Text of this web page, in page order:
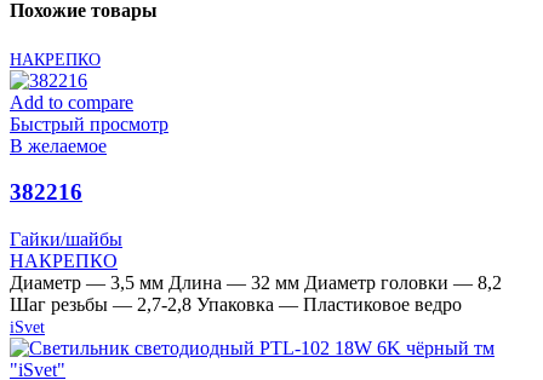
Похожие товары
НАКРЕПКО
Add to compare
Быстрый просмотр
В желаемое
382216
Гайки/шайбы
НАКРЕПКО
Диаметр — 3,5 мм Длина — 32 мм Диаметр головки — 8,2
Шаг резьбы — 2,7-2,8 Упаковка — Пластиковое ведро
iSvet